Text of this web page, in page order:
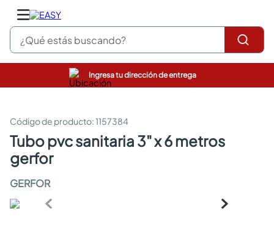
¿Qué estás buscando?
Ingresa tu dirección de entrega
:1157384
tubo pvc sanitaria 3" x 6 metros
gerfor
GERFOR
pinturas
sanitarios
comedor
escritorio
pisos
armarios closet
comedores